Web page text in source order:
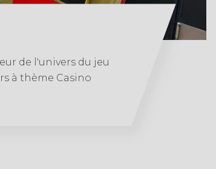
de l'univers du jeu
à thème Casino